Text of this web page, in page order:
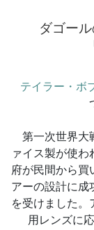
ダゴー
テイラー・ボ
第一次世界大
ァイス製が使
府が民間から買
アーの設計に成
を受けました。
用レンズに